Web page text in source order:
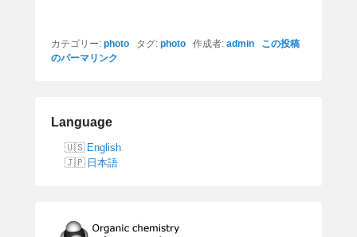
カテゴリー: photo タグ: photo 作成者: admin
この投稿
のパーマリンク
Language
English
日本語